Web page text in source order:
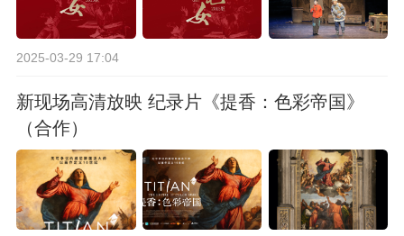
2025-03-29 17:04
新现场高清放映 纪录片《提香：色彩帝国》
（合作）